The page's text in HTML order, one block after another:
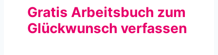
Gratis Arbeitsbuch zum
Glückwunsch verfassen